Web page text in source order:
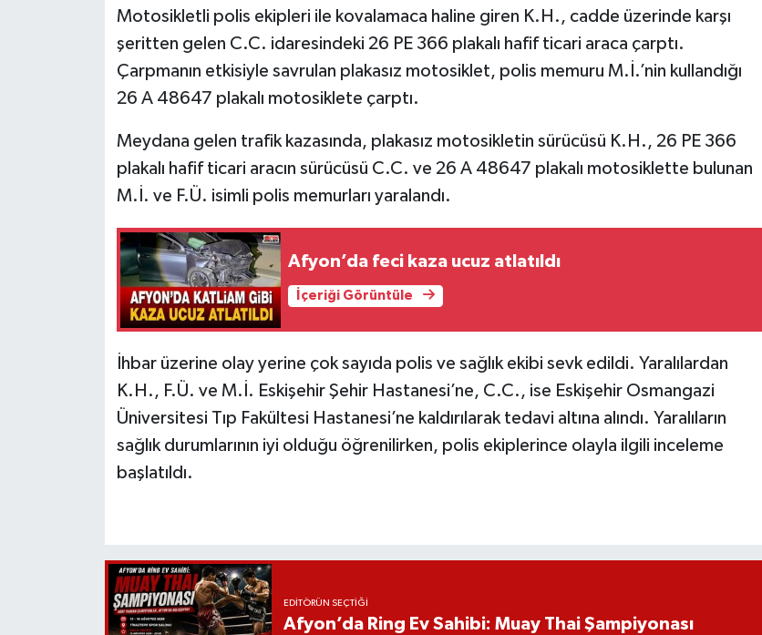
Motosikletli polis ekipleri ile kovalamaca haline giren K.H., cadde üzerinde karşı
şeritten gelen C.C. idaresindeki 26 PE 366 plakalı hafif ticari araca çarptı.
Çarpmanın etkisiyle savrulan plakasız motosiklet, polis memuru M.İ.’nin kullandığı
26 A 48647 plakalı motosiklete çarptı.
Meydana gelen trafik kazasında, plakasız motosikletin sürücüsü K.H., 26 PE 366
plakalı hafif ticari aracın sürücüsü C.C. ve 26 A 48647 plakalı motosiklette bulunan
M.İ. ve F.Ü. isimli polis memurları yaralandı.
Afyon’da feci kaza ucuz atlatıldı
İçeriği Görüntüle
İhbar üzerine olay yerine çok sayıda polis ve sağlık ekibi sevk edildi. Yaralılardan
K.H., F.Ü. ve M.İ. Eskişehir Şehir Hastanesi’ne, C.C., ise Eskişehir Osmangazi
Üniversitesi Tıp Fakültesi Hastanesi’ne kaldırılarak tedavi altına alındı. Yaralıların
sağlık durumlarının iyi olduğu öğrenilirken, polis ekiplerince olayla ilgili inceleme
başlatıldı.
EDITÖRÜN SEÇTIĞI
Afyon’da Ring Ev Sahibi: Muay Thai Şampiyonası